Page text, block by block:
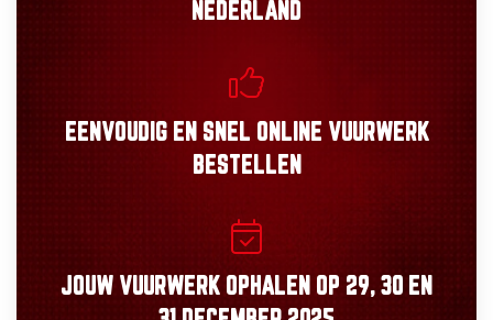
NEDERLAND
EENVOUDIGEN SNEL ONLINE VUURWERK
BESTELLEN
JOUW VUURWERK OPHALEN OP 29, 30 EN